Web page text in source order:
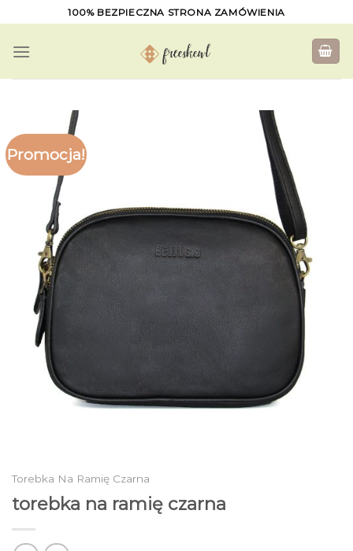
to
content
100% BEZPIECZNA STRONA ZAMÓWIENIA
Promocja!
Torebka Na Ramię Czarna
torebka na ramię czarna